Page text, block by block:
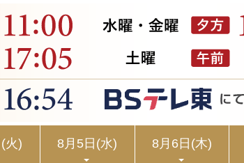
(火) 8月5日 (水) 8月6日 (木)